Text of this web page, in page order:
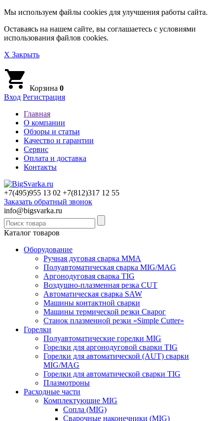
Мы используем файлы cookies для улучшения работы сайта.
Оставаясь на нашем сайте, вы соглашаетесь с условиями
использования файлов cookies.
X Закрыть
Корзина 0
Вход Регистрация
Главная
О компании
Обзоры и статьи
Качество и гарантии
Сервис
Оплата и доставка
Контакты
+7(495)955 13 02 +7(812)317 12 55
Заказать обратный звонок
info@bigsvarka.ru
Каталог товаров
Оборудование
Ручная дуговая сварка ММА
Полуавтоматическая сварка MIG/MAG
Аргонодуговая сварка TIG
Воздушно-плазменная резка CUT
Автоматическая сварка SAW
Машины контактной сварки
Машины термической резки Сварог
Станок плазменной резки «Simple Cutter»
Горелки
Полуавтоматические горелки MIG
Горелки для аргонодуговой сварки TIG
Горелки для автоматической (AUT) сварки
MIG/MAG
Горелки для автоматической сварки TIG
Плазмотроны
Расходные части
Комплектующие MIG
Сопла (MIG)
Сварочные наконечники (MIG)